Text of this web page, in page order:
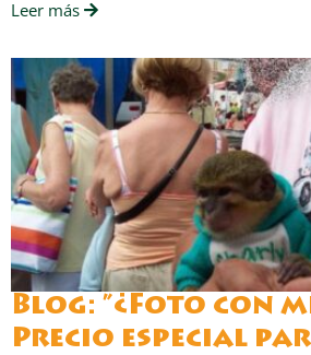
Leer más
Blog: ”¿Foto con
Precio especial